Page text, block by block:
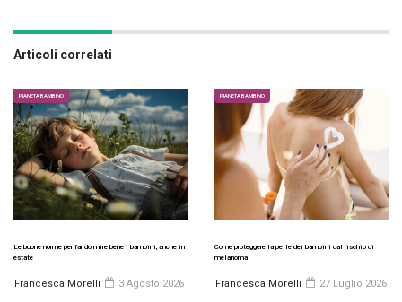
Articoli correlati
PIANETA BAMBINO
Le buone norme per far dormire bene i bambini, anche in
estate
Francesca Morelli 3 Agosto 2026
PIANETA BAMBINO
Come proteggere la pelle dei bambini dal rischio di
melanoma
Francesca Morelli 27 Luglio 2026